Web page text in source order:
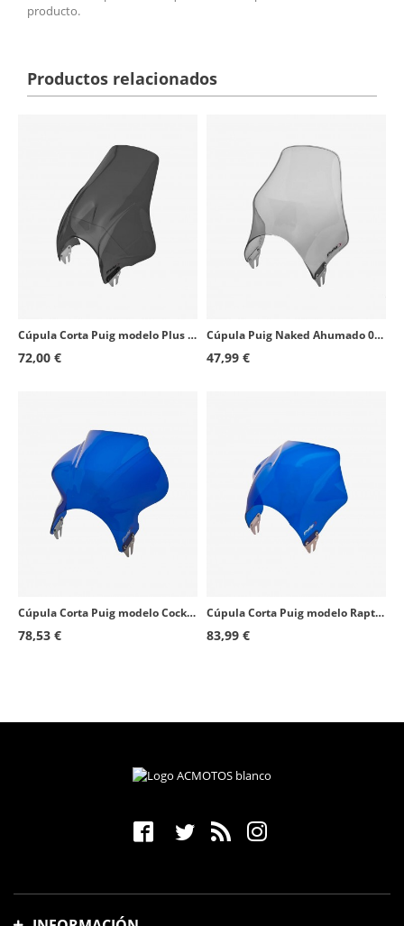
Honda CBF500
Suzuki GSF1200 Bandit
Kawasaki ER-5 Twister 1997 - 2001
Kawasaki ER-5 Twister 2003 - 2006
Yamaha XJR1200 1994 - 1998
Honda CBF250 2004 - 2010
Daelim Roadwin 125 2006 - 2017
Ducati Monster 696
Ducati GT1000
Kawasaki W800 2011 - 2016
Kawasaki W800 2020 - 2025
UNIVERSAL UNIVERSAL -
Honda CLR 125 City Fly
Kawasaki Zephyr 750
producto.
Productos relacionados
Cúpula Corta Puig modelo Plus para Faro Redondo color Ahumado Oscuro 4620F
72,00 €
Cúpula Puig Naked Ahumado 0869H para motos de faro redondo
47,99 €
Cúpula Corta Puig modelo Cockpit para Faro Redondo color Azul 1480A
78,53 €
Cúpula Corta Puig modelo Raptor para Faro Redondo color Azul 0013A
83,99 €